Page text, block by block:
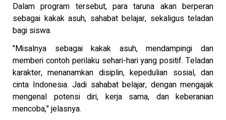
Dalam program tersebut, para taruna akan berperan
sebagai kakak asuh, sahabat belajar, sekaligus teladan
bagi siswa.
"Misalnya sebagai kakak asuh, mendampingi dan
memberi contoh perilaku sehari-hari yang positif. Teladan
karakter, menanamkan disiplin, kepedulian sosial, dan
cinta Indonesia. Jadi sahabat belajar, dengan mengajak
mengenal potensi diri, kerja sama, dan keberanian
mencoba," jelasnya.